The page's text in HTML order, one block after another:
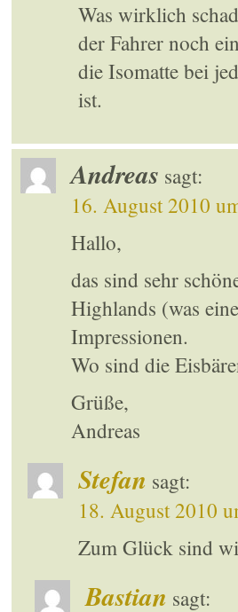
Was wirklich
der Fahrer noch
die Isomatte bei
ist.
Andreas sagt:
16. August 2010
Hallo,
das sind sehr
Highlands (was
Impressionen.
Wo sind die
Grüße,
Andreas
Stefan sagt:
18. August 2010
Zum Glück sind
Bastian sagt: